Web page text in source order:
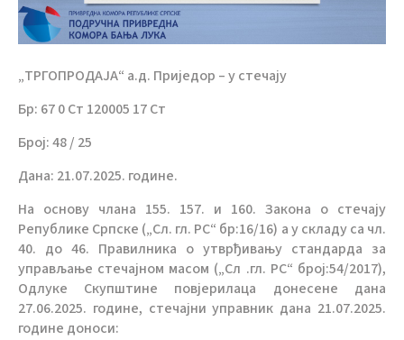
„ТРГОПРОДАЈА“ а.д. Приједор – у стечају
Бр: 67 0 Ст 120005 17 Ст
Број: 48 / 25
Дана: 21.07.2025. године.
На основу члана 155. 157. и 160. Закона о стечају
Републике Српске („Сл. гл. РС“ бр:16/16) а у складу са чл.
40. до 46. Правилника о утврђивању стандарда за
управљање стечајном масом („Сл .гл. РС“ број:54/2017),
Одлуке Скупштине повјерилаца донесене дана
27.06.2025. године, стечајни управник дана 21.07.2025.
године доноси: